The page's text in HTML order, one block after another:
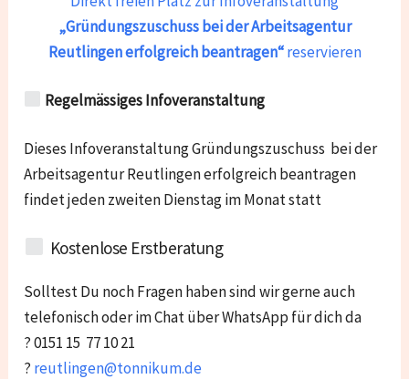
„Gründungszuschuss bei der Arbeitsagentur
Reutlingenerfolgreich beantragen“reservieren
Regelmässiges Infoveranstaltung
Dieses Infoveranstaltung Gründungszuschuss bei der
Arbeitsagentur Reutlingen erfolgreich beantragen
findet jeden zweiten Dienstag im Monat statt
Kostenlose Erstberatung
Solltest Du noch Fragen haben sind wir gerne auch
telefonisch oder im Chat über WhatsApp für dich da
? 0151 15 77 10 21
? reutlingen@tonnikum.de